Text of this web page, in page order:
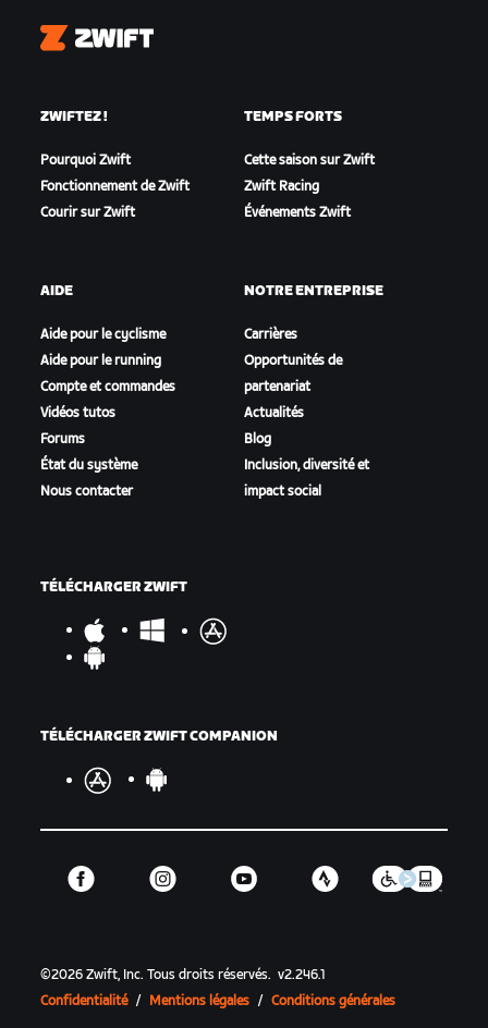
Zwift
ZWIFTEZ !
Pourquoi Zwift
Fonctionnement de Zwift
Courir sur Zwift
TEMPS FORTS
Cette saison sur Zwift
Zwift Racing
Événements Zwift
AIDE
Aide pour le cyclisme
Aide pour le running
Compte et commandes
Vidéos tutos
Forums
État du système
Nous contacter
NOTRE ENTREPRISE
Carrières
Opportunités de
partenariat
Actualités
Blog
Inclusion, diversité et
impact social
TÉLÉCHARGER ZWIFT
TÉLÉCHARGER ZWIFT COMPANION
©2026 Zwift, Inc.Tous droits réservés. v2.246.1
Confidentialité / Mentions légales / Conditions générales